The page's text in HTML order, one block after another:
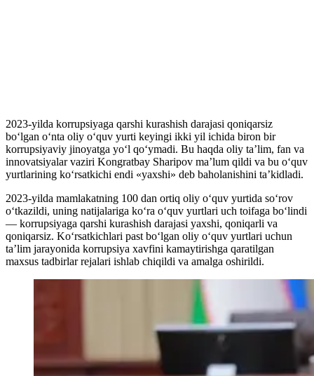
2023-yilda korrupsiyaga qarshi kurashish darajasi qoniqarsiz
bo‘lgan o‘nta oliy o‘quv yurti keyingi ikki yil ichida biron bir
korrupsiyaviy jinoyatga yo‘l qo‘ymadi. Bu haqda oliy ta’lim, fan va
innovatsiyalar vaziri Kongratbay Sharipov ma’lum qildi va bu o‘quv
yurtlarining ko‘rsatkichi endi «yaxshi» deb baholanishini ta’kidladi.
2023-yilda mamlakatning 100 dan ortiq oliy o‘quv yurtida so‘rov
o‘tkazildi, uning natijalariga ko‘ra o‘quv yurtlari uch toifaga bo‘lindi
— korrupsiyaga qarshi kurashish darajasi yaxshi, qoniqarli va
qoniqarsiz. Ko‘rsatkichlari past bo‘lgan oliy o‘quv yurtlari uchun
ta’lim jarayonida korrupsiya xavfini kamaytirishga qaratilgan
maxsus tadbirlar rejalari ishlab chiqildi va amalga oshirildi.